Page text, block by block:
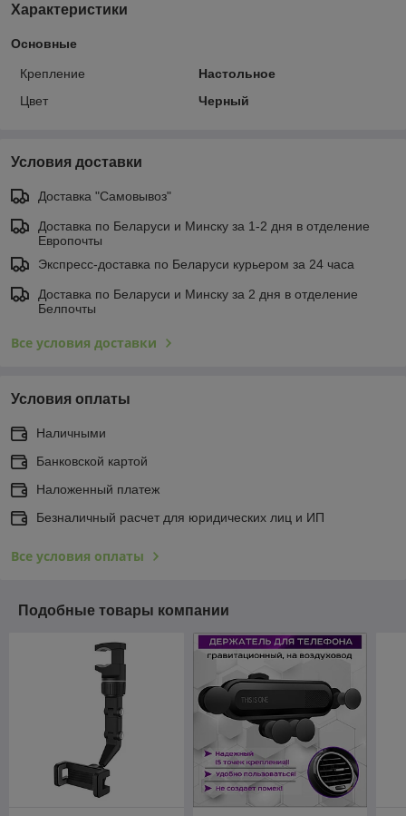
Характеристики
Основные
Крепление
Настольное
Цвет
Черный
Условия доставки
Доставка "Самовывоз"
Доставка по Беларуси и Минску за 1-2 дня в отделение
Европочты
Экспресс-доставка по Беларуси курьером за 24 часа
Доставка по Беларуси и Минску за 2 дня в отделение
Белпочты
Все условия доставки
Условия оплаты
Наличными
Банковской картой
Наложенный платеж
Безналичный расчет для юридических лиц и ИП
Все условия оплаты
Подобные товары компании